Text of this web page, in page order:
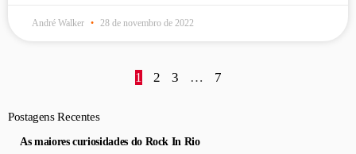
André Walker 28 de novembro de 2022
1 2 3 … 7
Postagens Recentes
As maiores curiosidades do Rock In Rio